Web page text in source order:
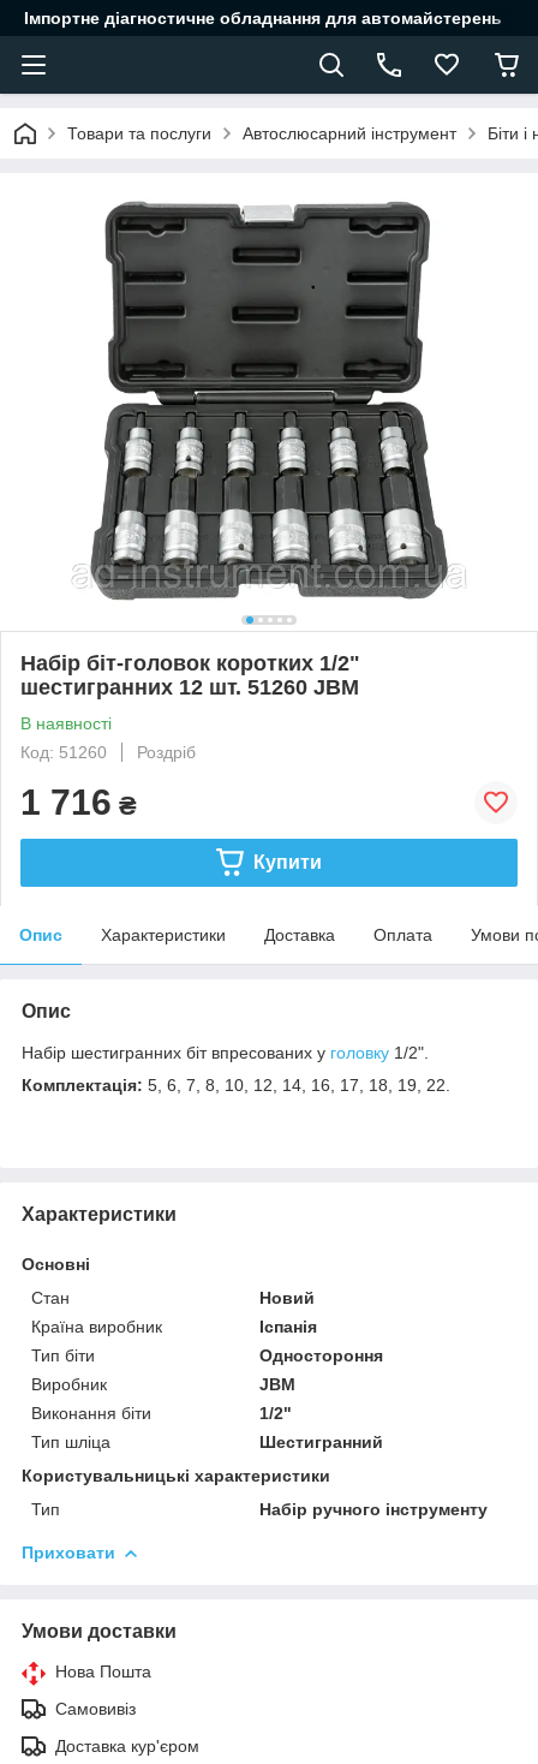
Імпортне діагностичне обладнання для автомайстерень
Товари та послуги Автослюсарний інструмент Біти
Набір біт-головок коротких 1/2"
шестигранних 12 шт. 51260 JBM
В наявності
Код: 51260
Роздріб
1 716 ₴
Купити
Опис Характеристики Доставка Оплата Умови
Опис
Набір шестигранних біт впресованих у головку 1/2".
Комплектація: 5, 6, 7, 8, 10, 12, 14, 16, 17, 18, 19, 22.
Характеристики
Основні
Стан
Новий
Країна виробник
Іспанія
Тип біти
Одностороння
Виробник
JBM
Виконання біти
1/2"
Тип шліца
Шестигранний
Користувальницькі характеристики
Тип
Набір ручного інструменту
Приховати
Умови доставки
Нова Пошта
Самовивіз
Доставка кур'єром